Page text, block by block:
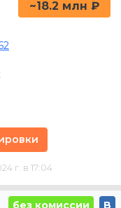
~18.2 млн ₽
г. в 17:04
без комиссии B